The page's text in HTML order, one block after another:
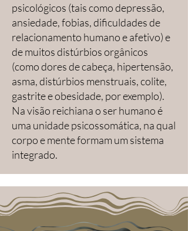
mas ao conhecer Wilhelm
Reich, me apaixonei e
mergulhei fundo! Fiz uma
formação que durou 5
anos, meu processo
terapêutico em sua maior
parte foi com terapeutas
reichianas e sigo
estudando e dedicando-
me aos estudos
profundos da teoria e
psicológicos (tais como depressão,
ansiedade, fobias, dificuldades de
relacionamento humano e afetivo) e
de muitos distúrbios orgânicos
(como dores de cabeça, hipertensão,
asma, distúrbios menstruais, colite,
gastrite e obesidade, por exemplo).
Na visão reichiana o ser humano é
uma unidade psicossomática, na qual
corpo e mente formam um sistema
integrado.